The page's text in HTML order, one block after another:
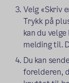
Velg «Skriv
Trykk på
kan du
melding til.
Du kan
forelderen,